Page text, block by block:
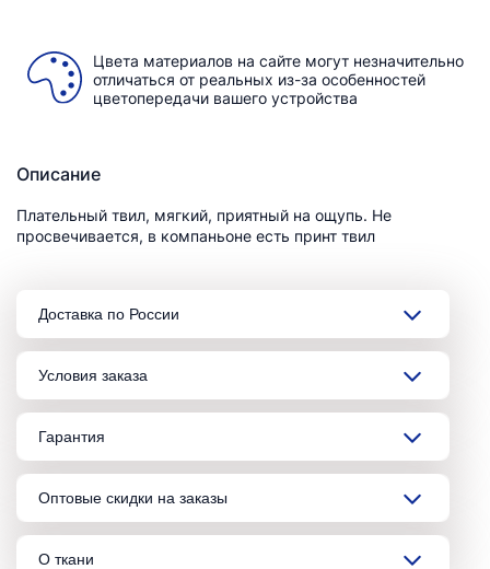
Цвета материалов на сайте могут незначительно
отличаться от реальных из-за особенностей
цветопередачи вашего устройства
Описание
Плательный твил, мягкий, приятный на ощупь. Не
просвечивается, в компаньоне есть принт твил
Доставка по России
Условия заказа
Гарантия
Оптовые скидки на заказы
О ткани